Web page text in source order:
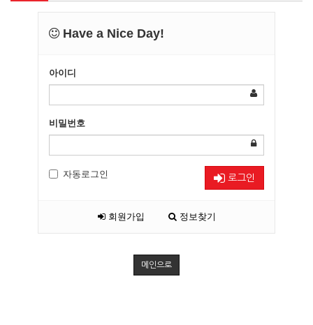
Have a Nice Day!
아이디
비밀번호
자동로그인 로그인
회원가입 정보찾기
메인으로